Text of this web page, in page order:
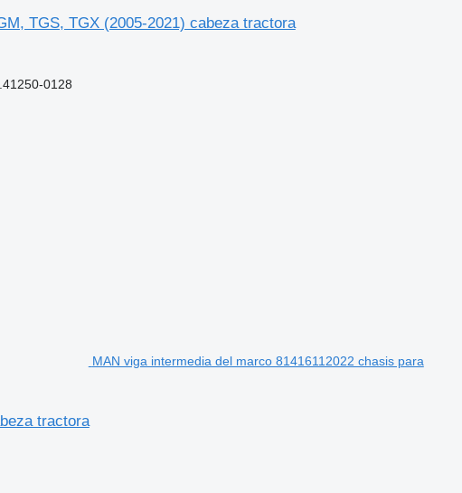
TGS, TGX (2005-2021) cabeza tractora
0128
MAN viga intermedia del marco 81416112022 chasis para
tractora